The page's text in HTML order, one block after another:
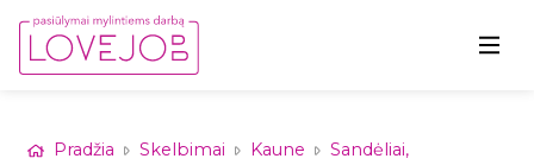
Pradžia Skelbimai Kaune
Sandėliai,